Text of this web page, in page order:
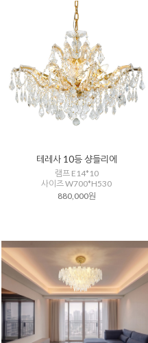
테레사 10등 샹들리에
램프 E14*10
사이즈 W700*H530
880,000원